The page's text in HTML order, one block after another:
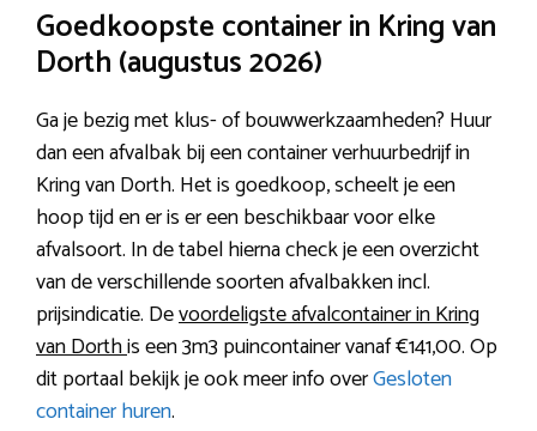
Goedkoopste container in Kring van
Dorth (augustus 2026)
Ga je bezig met klus- of bouwwerkzaamheden? Huur
dan een afvalbak bij een container verhuurbedrijf in
Kring van Dorth. Het is goedkoop, scheelt je een
hoop tijd en er is er een beschikbaar voor elke
afvalsoort. In de tabel hierna check je een overzicht
van de verschillende soorten afvalbakken incl.
prijsindicatie. Devoordeligste afvalcontainer in Kring
van Dorthis een 3m3 puincontainer vanaf €141,00. Op
dit portaal bekijk je ook meer info overGesloten
container huren.